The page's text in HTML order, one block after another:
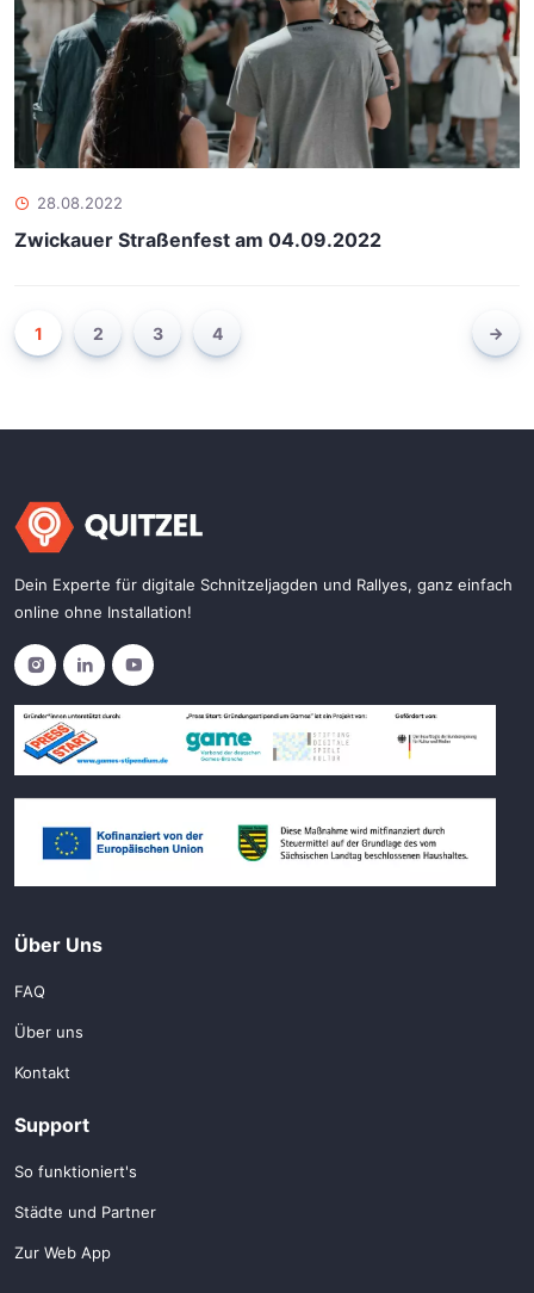
28.08.2022
Zwickauer Straßenfest am 04.09.2022
1 2 3 4
Dein Experte für digitale Schnitzeljagden und Rallyes, ganz einfach
online ohne Installation!
Über Uns
FAQ
Über uns
Kontakt
Support
So funktioniert's
Städte und Partner
Zur Web App